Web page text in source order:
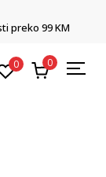
preko 99 KM
0 0